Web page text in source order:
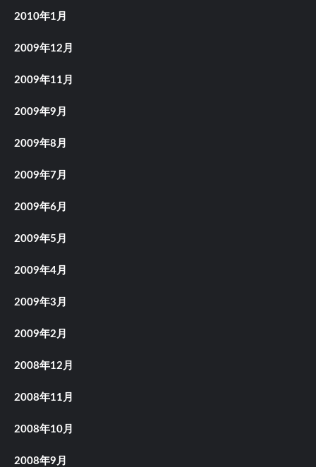
2010年1月
2009年12月
2009年11月
2009年9月
2009年8月
2009年7月
2009年6月
2009年5月
2009年4月
2009年3月
2009年2月
2008年12月
2008年11月
2008年10月
2008年9月